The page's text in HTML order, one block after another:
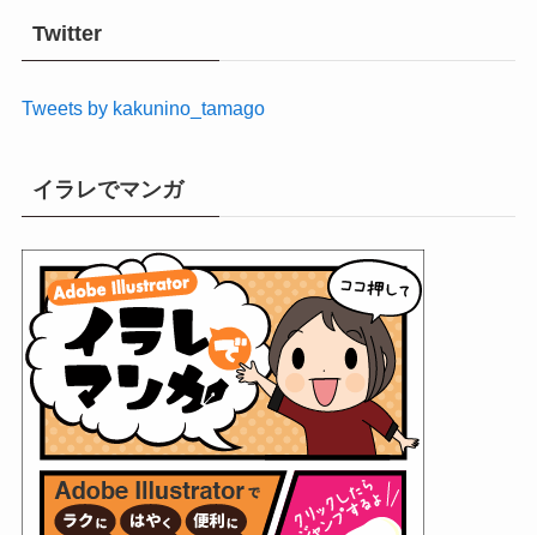
Twitter
Tweets by kakunino_tamago
イラレでマンガ